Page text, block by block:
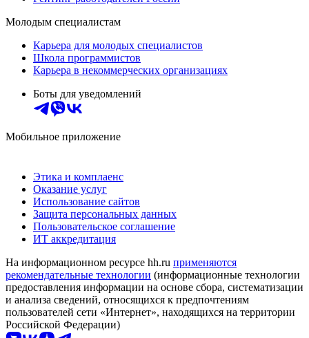
Молодым специалистам
Карьера для молодых специалистов
Школа программистов
Карьера в некоммерческих организациях
Боты для уведомлений
Мобильное приложение
Этика и комплаенс
Оказание услуг
Использование сайтов
Защита персональных данных
Пользовательское соглашение
ИТ аккредитация
На информационном ресурсе hh.ru применяются
рекомендательные технологии (информационные технологии
предоставления информации на основе сбора, систематизации
и анализа сведений, относящихся к предпочтениям
пользователей сети «Интернет», находящихся на территории
Российской Федерации)